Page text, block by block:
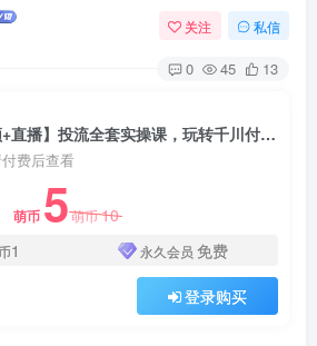
关注 私信
0 45 13
七巷社·千川【短视频+直播】投流全套实操课，玩转千川付费投放的各种技巧
费后查看
萌币 5萌币10
1 永久会员 免费
登录购买